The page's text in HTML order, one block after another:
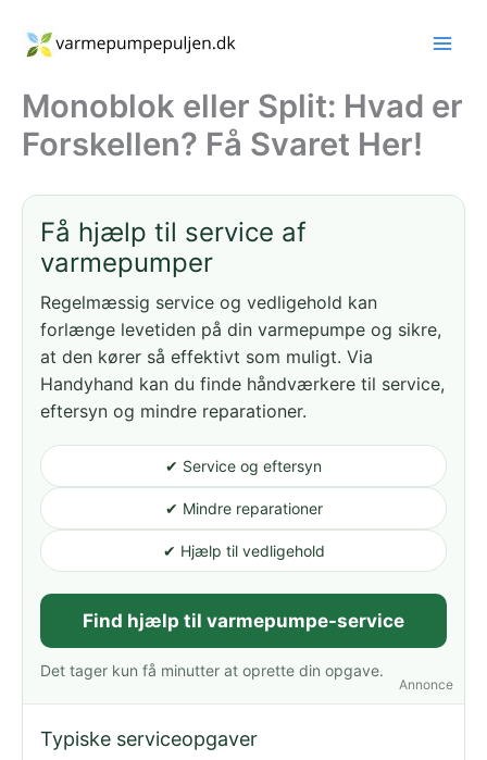
indholdet
Monoblok eller Split: Hvad er
Forskellen? Få Svaret Her!
Annonce
Få hjælp til service af
varmepumper
Regelmæssig service og vedligehold kan
forlænge levetiden på din varmepumpe og sikre,
at den kører så effektivt som muligt. Via
Handyhand kan du finde håndværkere til service,
eftersyn og mindre reparationer.
✔ Service og eftersyn
✔ Mindre reparationer
✔ Hjælp til vedligehold
Find hjælp til varmepumpe-service
Det tager kun få minutter at oprette din opgave.
Typiske serviceopgaver